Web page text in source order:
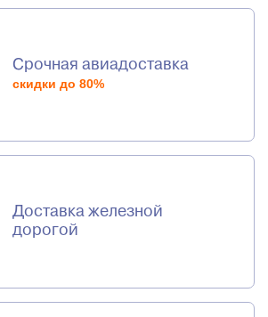
Срочная авиадоставка
скидки до 80%
Доставка железной
дорогой